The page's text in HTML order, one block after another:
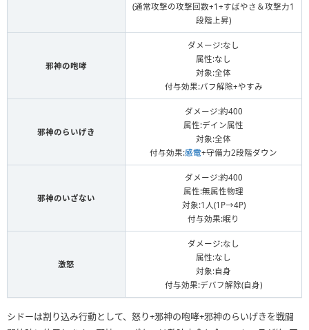
(通常攻撃の攻撃回数+1+すばやさ＆攻撃力1
段階上昇)
邪神の咆哮
ダメージ:なし
属性:なし
対象:全体
付与効果:バフ解除+やすみ
邪神のらいげき
ダメージ:約400
属性:デイン属性
対象:全体
付与効果:感電+守備力2段階ダウン
邪神のいざない
ダメージ:約400
属性:無属性物理
対象:1人(1P→4P)
付与効果:眠り
激怒
ダメージ:なし
属性:なし
対象:自身
付与効果:デバフ解除(自身)
シドーは割り込み行動として、怒り+邪神の咆哮+邪神のらいげきを戦闘